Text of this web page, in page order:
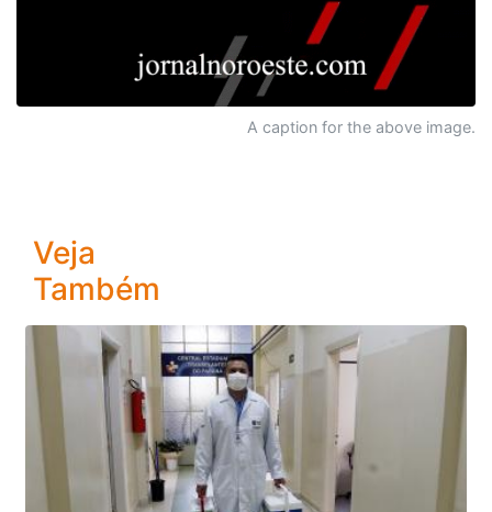
A caption for the above image.
Veja
Também